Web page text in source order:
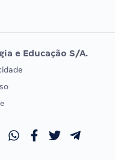
DE ORDEM
OAB
e Educação S/A.